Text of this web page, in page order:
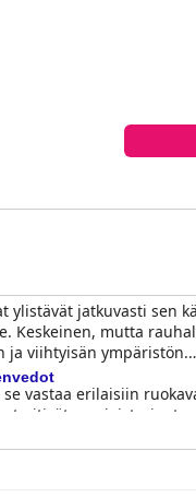
jatkuvasti sen
Keskeinen, mutta
ja viihtyisän ympäristön.
vastaa erilaisiin
pitivät
hiljaisiksi ja